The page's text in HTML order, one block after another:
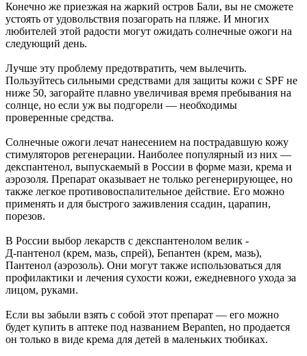
Конечно же приезжая на жаркий остров Бали, вы не сможете
устоять от удовольствия позагорать на пляже. И многих
любителей этой радости могут ожидать солнечные ожоги на
следующий день.
Лучше эту проблему предотвратить, чем вылечить.
Пользуйтесь сильными средствами для защиты кожи с SPF не
ниже 50, загорайте плавно увеличивая время пребывания на
солнце, но если уж вы подгорели — необходимы
проверенные средства.
Солнечные ожоги лечат нанесением на пострадавшую кожу
стимуляторов регенерации. Наиболее популярный из них —
декспантенол, выпускаемый в России в форме мази, крема и
аэрозоля. Препарат оказывает не только регенерирующее, но
также легкое противовоспалительное действие. Его можно
применять и для быстрого заживления ссадин, царапин,
порезов.
В России выбор лекарств с декспантенолом велик -
Д‑пантенол (крем, мазь, спрей), Бепантен (крем, мазь),
Пантенол (аэрозоль). Они могут также использоваться для
профилактики и лечения сухости кожи, ежедневного ухода за
лицом, руками.
Если вы забыли взять с собой этот препарат — его можно
будет купить в аптеке под названием Bepanten, но продается
он только в виде крема для детей в маленьких тюбиках.